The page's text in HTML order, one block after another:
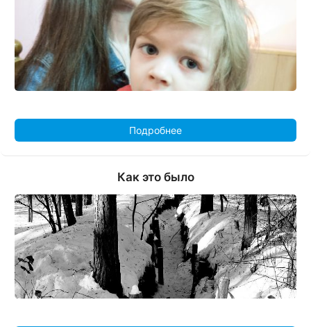
Подробнее
Как это было